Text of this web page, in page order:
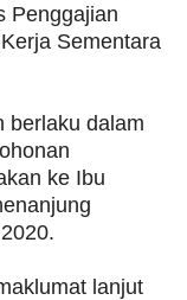
Penggajian
Sementara
berlaku dalam
ke Ibu
lanjut